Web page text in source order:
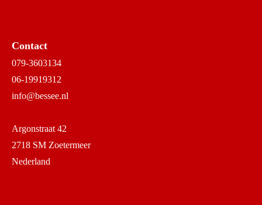
Contact
079-3603134
06-19919312
info@bessee.nl
Argonstraat 42
2718 SM Zoetermeer
Nederland